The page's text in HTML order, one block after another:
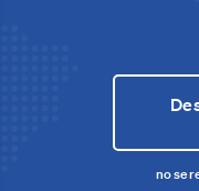
no se